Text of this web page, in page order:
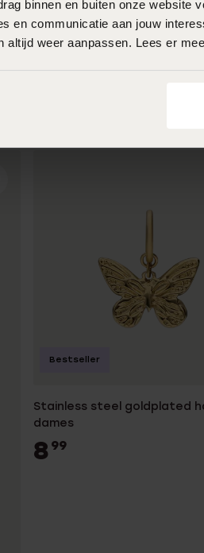
binnen en buiten onze website
en communicatie aan jouw
altijd weer aanpassen. Lees er
Stainless steel goldplated
dames
8 99
Bestseller